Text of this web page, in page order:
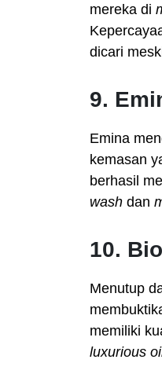
mereka di
dicari
9.
Emina
kemasan
berhasil
wash dan
10.
Menutup
memiliki
luxurious